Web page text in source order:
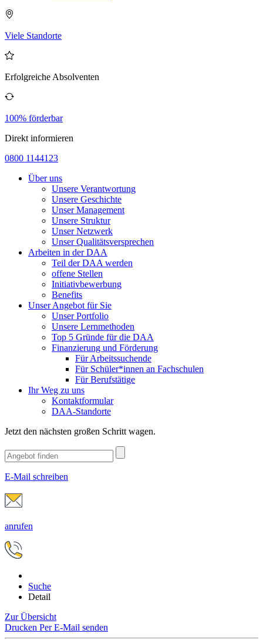
Viele Standorte
Erfolgreiche Absolventen
100% förderbar
Direkt informieren
0800 1144123
Über uns
Unsere Verantwortung
Unsere Geschichte
Unser Management
Unsere Struktur
Unser Netzwerk
Unser Qualitätsversprechen
Arbeiten in der DAA
Teil der DAA werden
offene Stellen
Initiativbewerbung
Benefits
Unser Angebot für Sie
Unser Portfolio
Unsere Lernmethoden
Top 5 Gründe für die DAA
Finanzierung und Förderung
Für Arbeitssuchende
Für Schüler*innen an Fachschulen
Für Berufstätige
Ihr Weg zu uns
Kontaktformular
DAA-Standorte
Jetzt den nächsten großen Schritt wagen.
E-Mail schreiben
anrufen
Suche
Detail
Zur Übersicht
Drucken Per E-Mail senden